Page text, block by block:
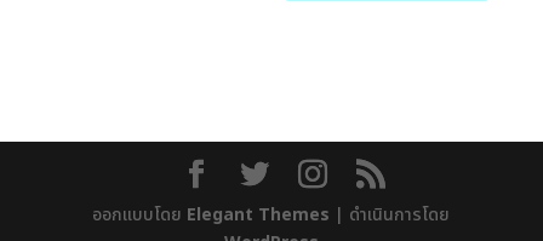
ออกแบบโดย Elegant Themes | ดำเนินการโดย